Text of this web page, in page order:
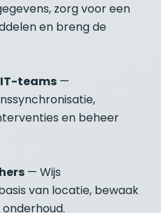
zorg voor een
en breng de
IT-teams —
en beheer
— Wijs
van locatie, bewaak